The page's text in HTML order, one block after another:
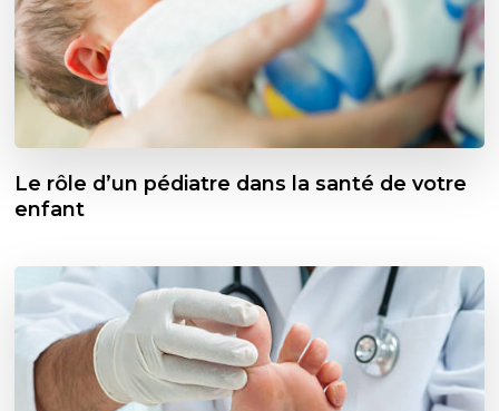
Le rôle d’un pédiatre dans la santé de votre
enfant